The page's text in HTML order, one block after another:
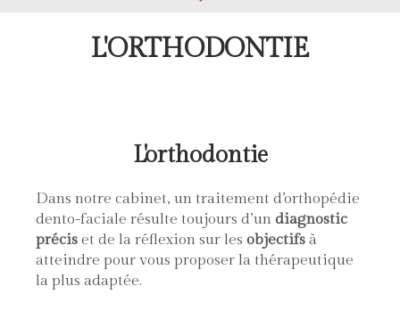
L'ORTHODONTIE
L'orthodontie
Dans notre cabinet, un traitement d’orthopédie
dento-faciale résulte toujours d’un diagnostic
précis et de la réflexion sur les objectifs à
atteindre pour vous proposer la thérapeutique
la plus adaptée.